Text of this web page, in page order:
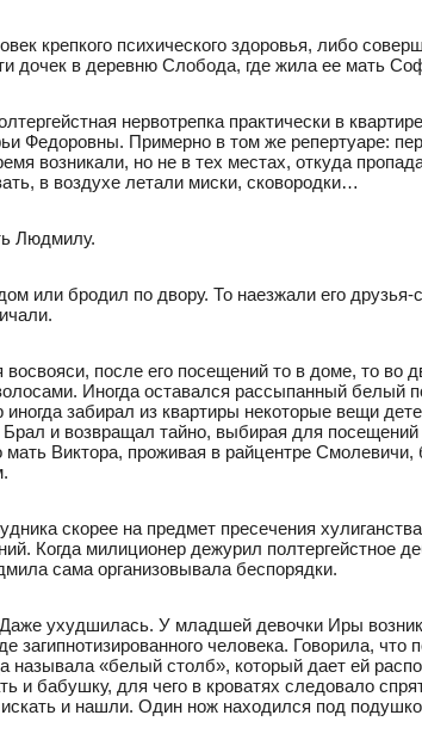
крепкого психического здоровья, либо
дочек в деревню Слобода, где жила ее мать
нервотрепка практически в
Федоровны. Примерно в том же репертуаре:
возникали, но не в тех местах, откуда
в воздухе летали миски, сковородки…
Людмилу.
или бродил по двору. То наезжали его
после его посещений то в доме, то во
Иногда оставался рассыпанный белый
забирал из квартиры некоторые вещи
Брал и возвращал тайно, выбирая для
Виктора, проживая в райцентре Смолевичи,
скорее на предмет пресечения
Когда милиционер дежурил полтергейстное
сама организовывала беспорядки.
ухудшилась. У младшей девочки Иры
загипнотизированного человека. Говорила, что
называла «белый столб», который дает ей
и бабушку, для чего в кроватях следовало
и нашли. Один нож находился под